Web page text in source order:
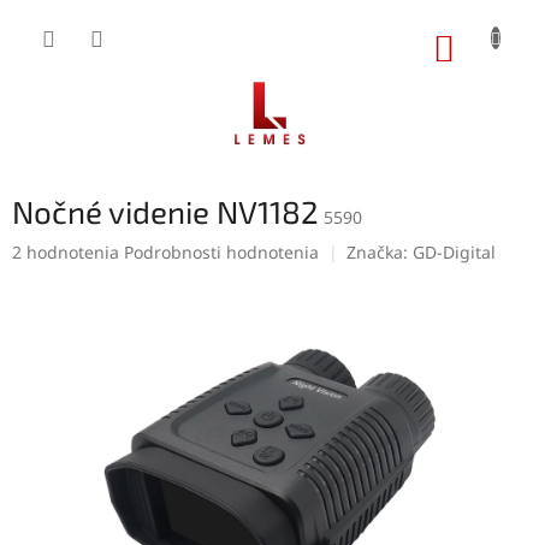
Nočné videnie NV1182 5590
Priemerné
2 hodnotenia Podrobnosti hodnotenia Značka: GD-Digital